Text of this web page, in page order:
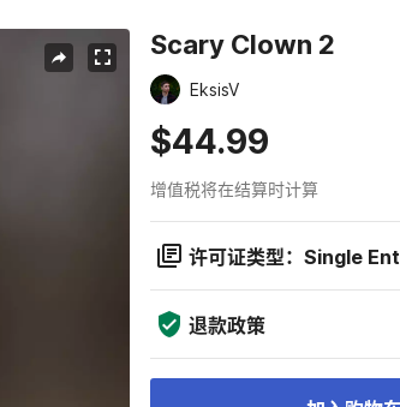
Scary Clown 2
EksisV
$44.99
增值税将在结算时计算
许可证类型：Single
退款政策